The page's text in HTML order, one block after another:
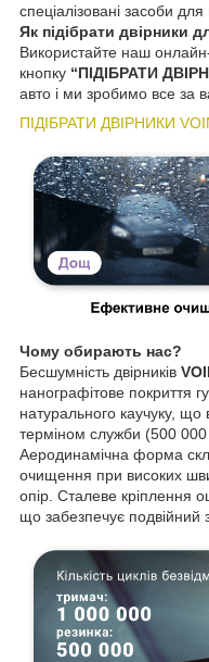
спеціалізовані засоби для
Як підібрати двірники
Використайте наш онлайн-
кнопку “ПІДІБРАТИ
авто і ми зробимо все за
ПІДІБРАТИ ДВІРНИКИ
Чому обирають нас?
Бесшумність двірників
нанографітове покриття
натурального каучуку, що
терміном служби (500 000
Аеродинамічна форма
очищення при високих
опір. Сталеве кріплення
що забезпечує подвійний